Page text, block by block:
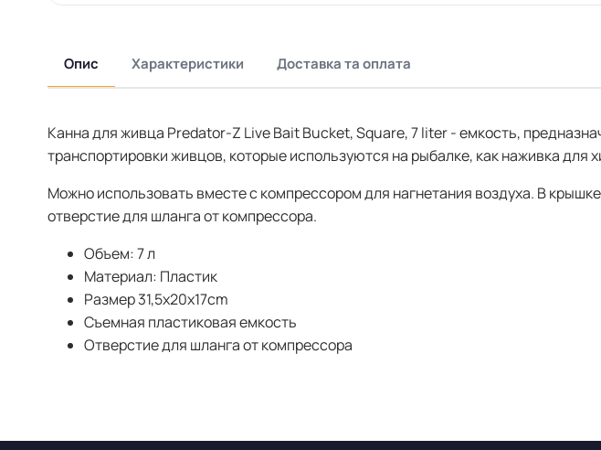
Опис Характеристики Доставка та оплата
Канна для живца Predator-Z Live Bait Bucket, Square, 7 liter - емкость,
транспортировки живцов, которые используются на рыбалке, как наживка для
Можно использовать вместе с компрессором для нагнетания воздуха. В
отверстие для шланга от компрессора.
Объем: 7 л
Материал: Пластик
Размер 31,5x20x17cm
Съемная пластиковая емкость
Отверстие для шланга от компрессора